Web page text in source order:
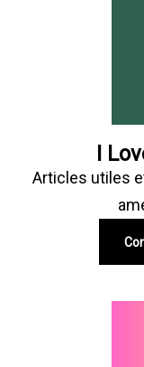
I
Articles utiles